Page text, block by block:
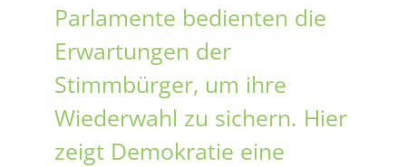
Parlamente bedienten die
Erwartungen der
Stimmbürger, um ihre
Wiederwahl zu sichern. Hier
zeigt Demokratie eine